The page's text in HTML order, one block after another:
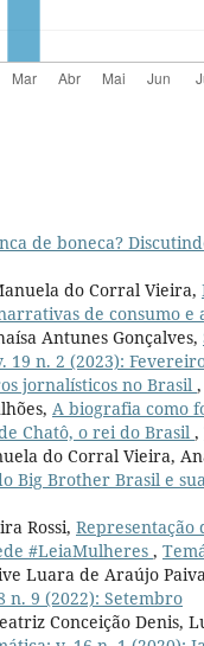
de boneca?
do Corral Vieira,
de consumo e
Antunes Gonçalves,
19 n. 2 (2023):
jornalísticos no Brasil ,
A biografia como
Chatô, o rei do Brasil ,
do Corral Vieira,
Big Brother Brasil e
Rossi,
#LeiaMulheres ,
Luara de Araújo
n. 9 (2022): Setembro
Conceição Denis,